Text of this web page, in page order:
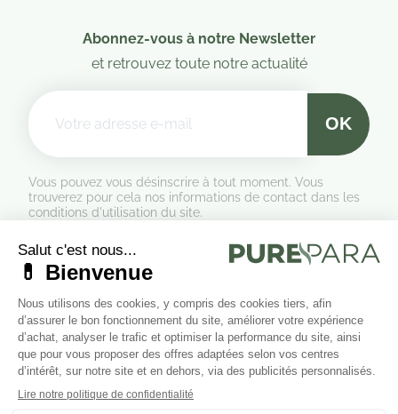
Abonnez-vous à notre Newsletter
et retrouvez toute notre actualité
Vous pouvez vous désinscrire à tout moment. Vous
trouverez pour cela nos informations de contact dans les
conditions d'utilisation du site.
Formulaire de rétractation
Marchand approuvé par la Société des Avis Garantis,cliquez ici
pour vérifier
Suivez-nous sur les réseaux sociaux